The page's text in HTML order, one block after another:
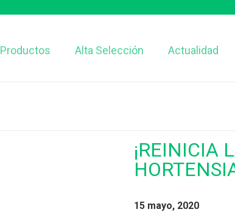
Productos Alta Selección Actualidad
¡REINICIA
15 mayo, 2020